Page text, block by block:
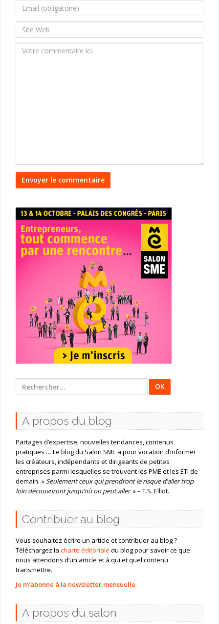
Rechercher
:
A propos du blog
Partages d’expertise, nouvelles tendances, contenus
pratiques … Le blog du Salon SME a pour vocation d’informer
les créateurs, indépendants et dirigeants de petites
entreprises parmi lesquelles se trouvent les PME et les ETI de
demain. «Seulement ceux qui prendront le risque d’aller trop
loin découvriront jusqu’où on peut aller.» – T.S. Elliot.
Contribuer au blog
Vous souhaitez écrire un article et contribuer au blog ?
Téléchargez la charte éditoriale du blog pour savoir ce que
nous attendons d’un article et à qui et quel contenu
transmettre.
Je m’abonne à la newsletter mensuelle
A propos du salon